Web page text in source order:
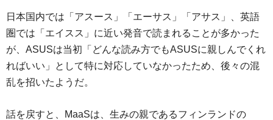
日本国内では「アスース」「エーサス」「アサス」、英語
圏では「エイスス」に近い発音で読まれることが多かった
が、ASUSは当初「どんな読み方でもASUSに親しんでくれ
ればいい」として特に対応していなかったため、後々の混
乱を招いたようだ。
話を戻すと、MaaSは、生みの親であるフィンランドの